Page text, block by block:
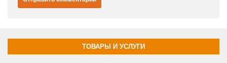
ТОВАРЫ И УСЛУГИ